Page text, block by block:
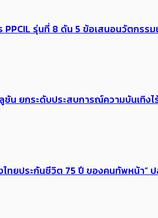
PPCIL รุ่นที่ 8 ดัน 5 ข้อเสนอนวัตกร
ชัน ยกระดับประสบการณ์ความบันเทิ
ไทยประกันชีวิต 75 ปี ของคนทัพหน้